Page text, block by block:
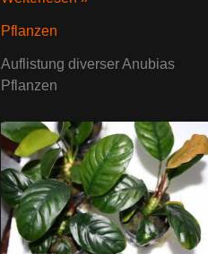
Pflanzen
Auflistung diverser Anubias
Pflanzen